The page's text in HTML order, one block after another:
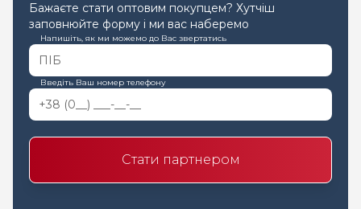
Бажаєте стати оптовим покупцем? Хутчіш
заповнюйте форму і ми вас наберемо
Напишіть, як ми можемо до Вас звертатись
Введіть Ваш номер телефону
Стати партнером